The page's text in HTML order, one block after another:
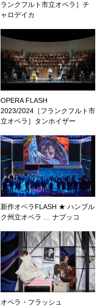
ランクフルト市立オペラ］チ
ャロデイカ
OPERA FLASH
2023/2024［フランクフルト市
立オペラ］タンホイザー
新作オペラFLASH ★ ハンブル
ク州立オペラ … ナブッコ
オペラ・フラッシュ